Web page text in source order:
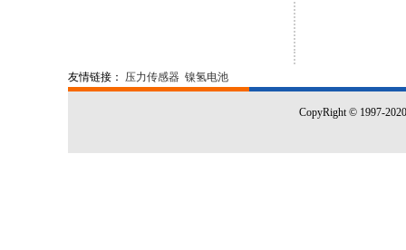
友情链接： 压力传感器 镍氢电池
CopyRight © 1997-2020